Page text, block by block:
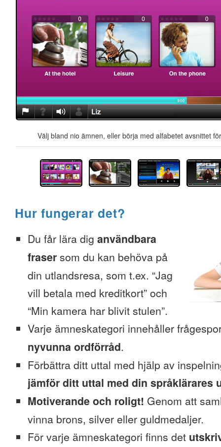
Välj bland nio ämnen, eller börja med alfabetet avsnittet
Hur fungerar det?
Du får lära dig användbara
fraser som du kan behöva på
din utlandsresa, som t.ex. “Jag
vill betala med kreditkort” och
“Min kamera har blivit stulen”.
Varje ämneskategori innehåller
nyvunna ordförråd.
Förbättra ditt uttal med hjälp av
jämför ditt uttal med din språklärares
Motiverande och roligt! Genom att
vinna brons, silver eller guldmedaljer.
För varje ämneskategori finns det